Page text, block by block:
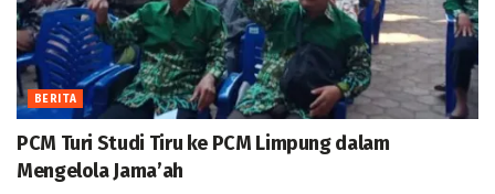
BERITA
PCM Turi Studi Tiru ke PCM Limpung dalam
Mengelola Jama’ah